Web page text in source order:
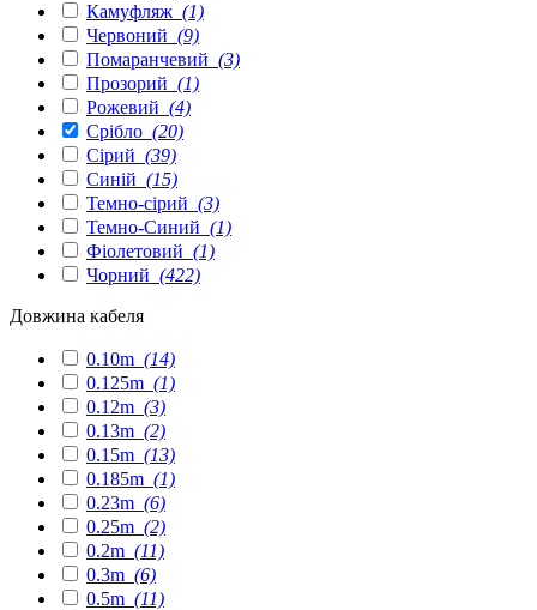
Камуфляж (1)
Червоний (9)
Помаранчевий (3)
Прозорий (1)
Рожевий (4)
Срібло (20)
Сірий (39)
Синій (15)
Темно-сірий (3)
Темно-Синий (1)
Фіолетовий (1)
Чорний (422)
Довжина кабеля
0.10m (14)
0.125m (1)
0.12m (3)
0.13m (2)
0.15m (13)
0.185m (1)
0.23m (6)
0.25m (2)
0.2m (11)
0.3m (6)
0.5m (11)